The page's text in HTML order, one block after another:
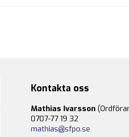
Kontakta oss
Mathias Ivarsson
0707-77 19 32
mathias@sfpo.se